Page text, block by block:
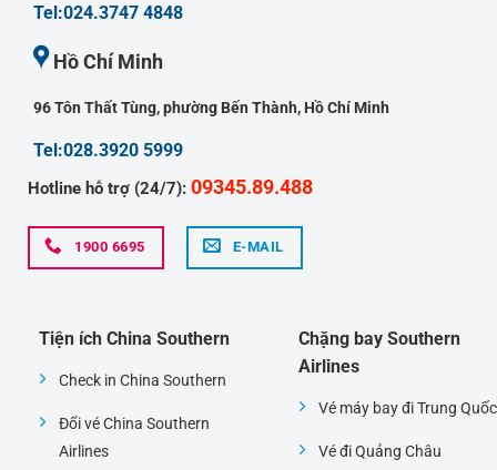
Tel:024.3747 4848
Hồ Chí Minh
96 Tôn Thất Tùng, phường Bến Thành, Hồ Chí Minh
Tel:028.3920 5999
Hotline hỗ trợ (24/7): 09345.89.488
1900 6695 E-MAIL
Tiện ích China Southern
Check in China Southern
Đổi vé China Southern
Airlines
Chặng bay Southern
Airlines
Vé máy bay đi Trung Quốc
Vé đi Quảng Châu